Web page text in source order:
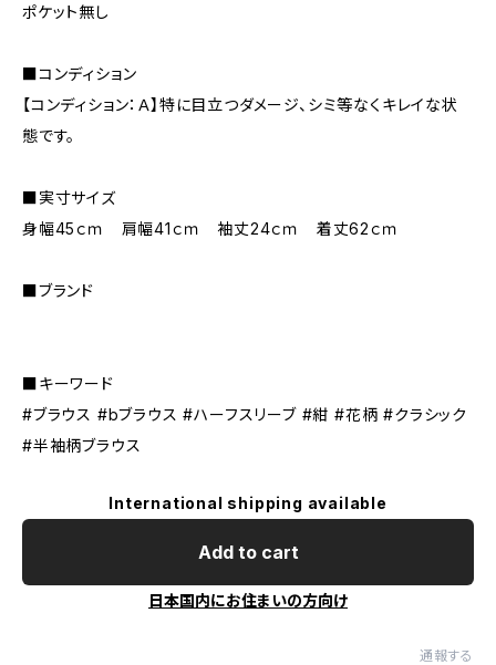
ポケット無し
■コンディション
【コンディション：Ａ】特に目立つダメージ、シミ等なくキレイな状
態です。
■実寸サイズ
身幅45ｃｍ 肩幅41ｃｍ 袖丈24ｃｍ 着丈62ｃｍ
■ブランド
■キーワード
#ブラウス #bブラウス #ハーフスリーブ #紺 #花柄 #クラシック
#半袖柄ブラウス
International shipping available
Add to cart
日本国内にお住まいの方向け
通報する